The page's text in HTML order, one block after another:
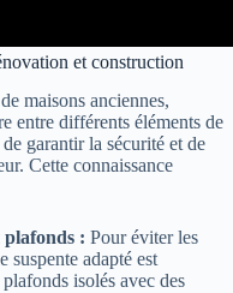
et construction
maisons anciennes,
entre différents éléments de
garantir la sécurité et de
Cette connaissance
plafonds : Pour éviter les
suspente adapté est
isolés avec des